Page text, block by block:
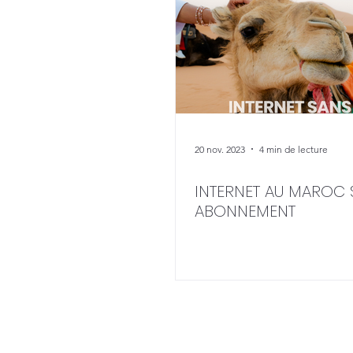
20 nov. 2023 4 min de lecture
INTERNET AU MAROC
ABONNEMENT